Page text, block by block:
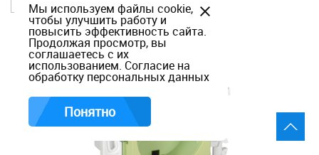
Мы используем файлы cookie,
чтобы улучшить работу и
повысить эффективность сайта.
Продолжая просмотр, вы
соглашаетесь с их
использованием. Согласие на
обработку персональных данных
Понятно